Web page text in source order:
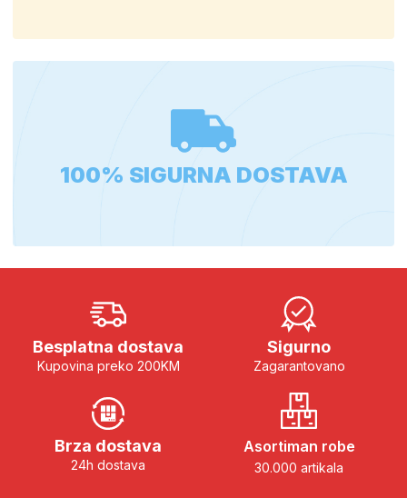
100% SIGURNA DOSTAVA
Besplatna dostava
Kupovina preko 200KM
Sigurno
Zagarantovano
Brza dostava
24h dostava
Asortiman robe
30.000 artikala